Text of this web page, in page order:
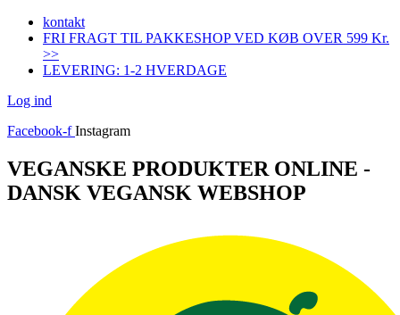
Videre
indhold
kontakt
FRI FRAGT TIL PAKKESHOP VED KØB OVER 599 Kr.
>>
LEVERING: 1-2 HVERDAGE
Log ind
Facebook-f Instagram
VEGANSKE PRODUKTER ONLINE -
DANSK VEGANSK WEBSHOP